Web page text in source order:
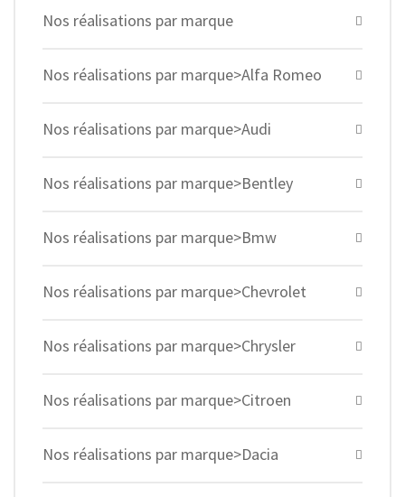
Nos réalisations par marque
Nos réalisations par marque>Alfa Romeo
Nos réalisations par marque>Audi
Nos réalisations par marque>Bentley
Nos réalisations par marque>Bmw
Nos réalisations par marque>Chevrolet
Nos réalisations par marque>Chrysler
Nos réalisations par marque>Citroen
Nos réalisations par marque>Dacia